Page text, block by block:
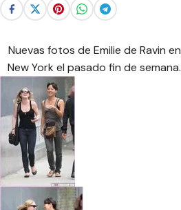
Nuevas fotos de Emilie de Ravin en
New York el pasado fin de semana.